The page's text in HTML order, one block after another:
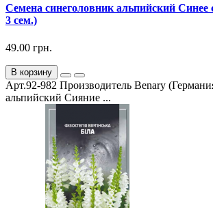
Семена синеголовник альпийский Синее
3 сем.)
49.00 грн.
В корзину
Арт.92-982 Производитель Benary
альпийский Сияние ...